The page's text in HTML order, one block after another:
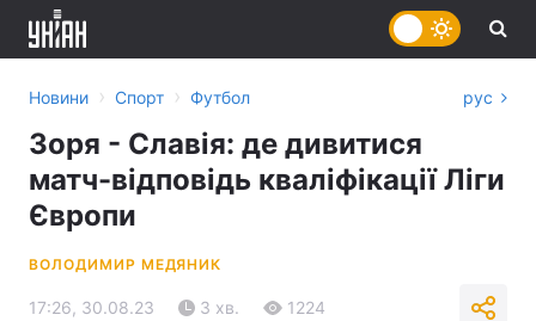
Новини › Спорт › Футбол рус
Зоря - Славія: де дивитися
матч-відповідь кваліфікації Ліги
Європи
ВОЛОДИМИР МЕДЯНИК
17:26, 30.08.23 3 хв. 1224